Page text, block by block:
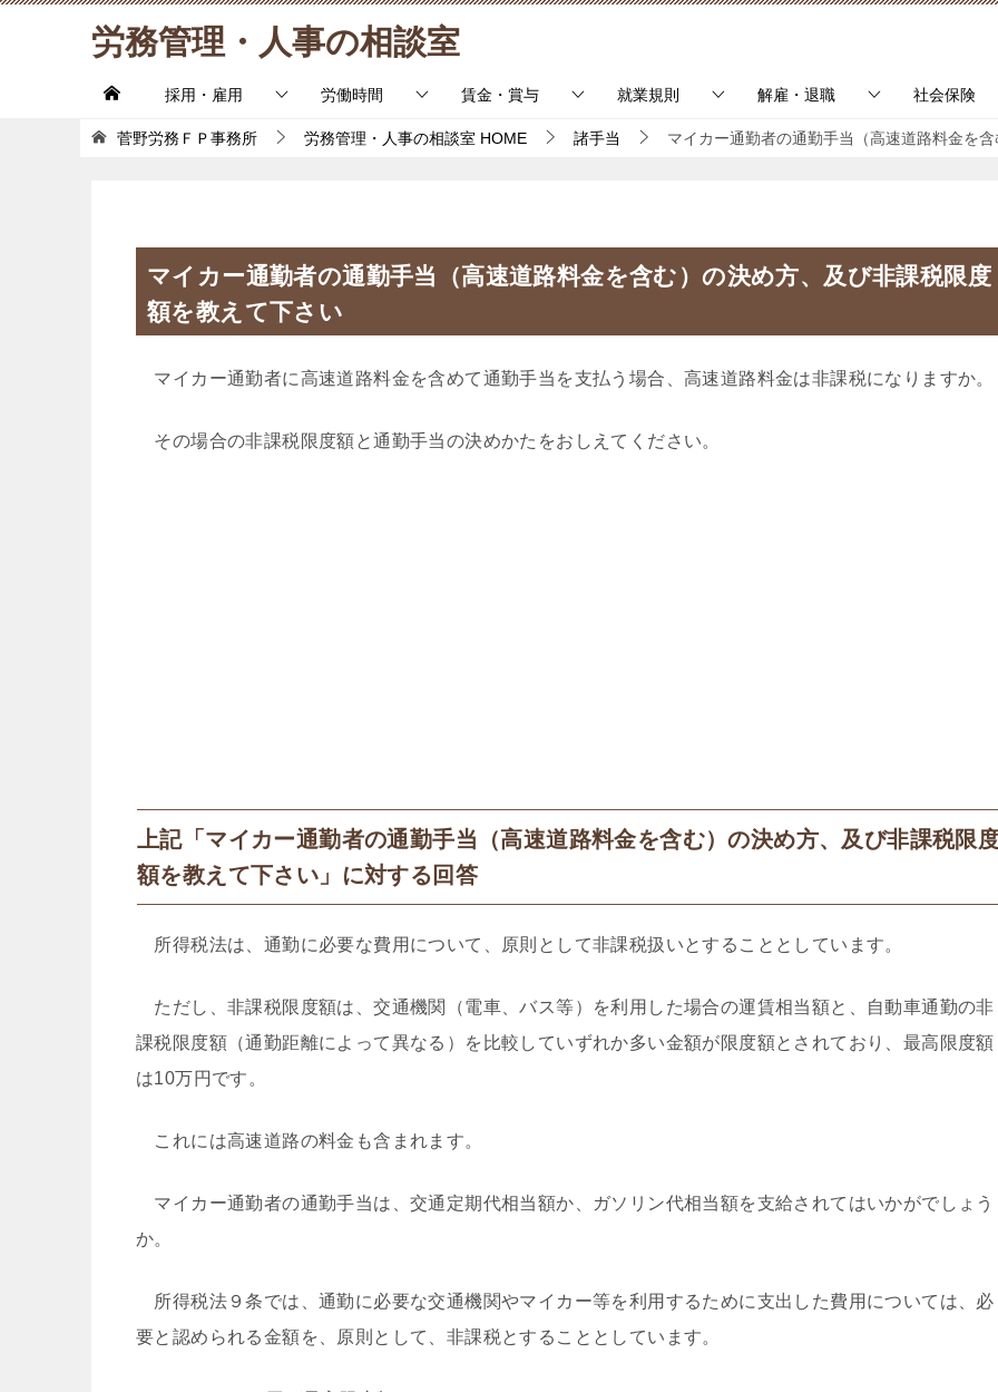
労務管理・人事の相談室
採用・雇用 労働時間 賃金・賞与 就業規則 解雇・退職 社会保険
菅野労務ＦＰ事務所 労務管理・人事の相談室 HOME 諸手当 マイカー通勤者の通勤手当（高速道路料金を
マイカー通勤者の通勤手当（高速道路料金を含む）の決め方、及び非課税限度
額を教えて下さい
マイカー通勤者に高速道路料金を含めて通勤手当を支払う場合、高速道路料金は非課税になりますか。
その場合の非課税限度額と通勤手当の決めかたをおしえてください。
上記「マイカー通勤者の通勤手当（高速道路料金を含む）の決め方、及び非課税限
額を教えて下さい」に対する回答
所得税法は、通勤に必要な費用について、原則として非課税扱いとすることとしています。
ただし、非課税限度額は、交通機関（電車、バス等）を利用した場合の運賃相当額と、自動車通勤の非
課税限度額（通勤距離によって異なる）を比較していずれか多い金額が限度額とされており、最高限度額
は10万円です。
これには高速道路の料金も含まれます。
マイカー通勤者の通勤手当は、交通定期代相当額か、ガソリン代相当額を支給されてはいかがでしょう
か。
所得税法９条では、通勤に必要な交通機関やマイカー等を利用するために支出した費用については、必
要と認められる金額を、原則として、非課税とすることとしています。